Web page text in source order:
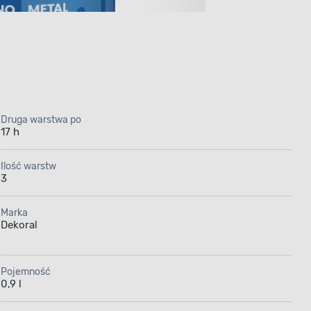
Druga warstwa po
17 h
Ilość warstw
3
Marka
Dekoral
Pojemność
0,9 l